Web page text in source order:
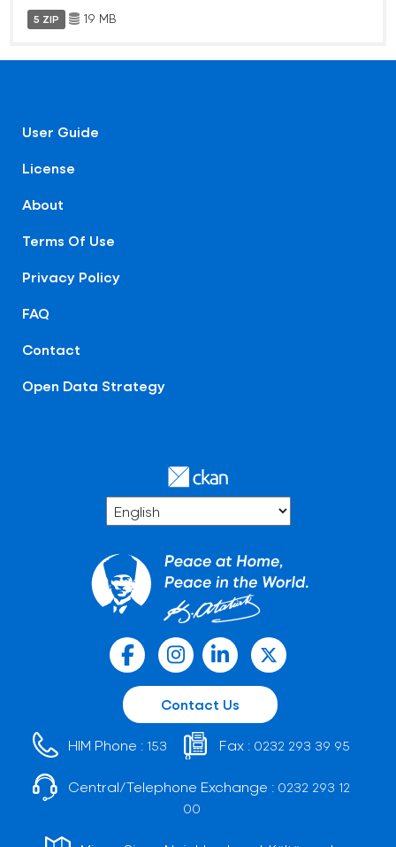
5 ZIP 19 MB
User Guide
License
About
Terms Of Use
Privacy Policy
FAQ
Contact
Open Data Strategy
Contact Us
HIM Phone : 153 Fax : 0232 293 39 95
Central/Telephone Exchange : 0232 293 12
00